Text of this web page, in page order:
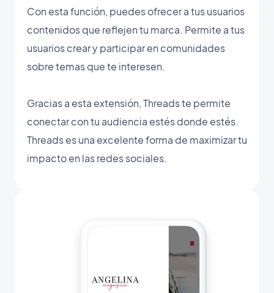
Con esta función, puedes ofrecer a tus usuarios
contenidos que reflejen tu marca. Permite a tus
usuarios crear y participar en comunidades
sobre temas que te interesen.
Gracias a esta extensión, Threads te permite
conectar con tu audiencia estés donde estés.
Threads es una excelente forma de maximizar tu
impacto en las redes sociales.